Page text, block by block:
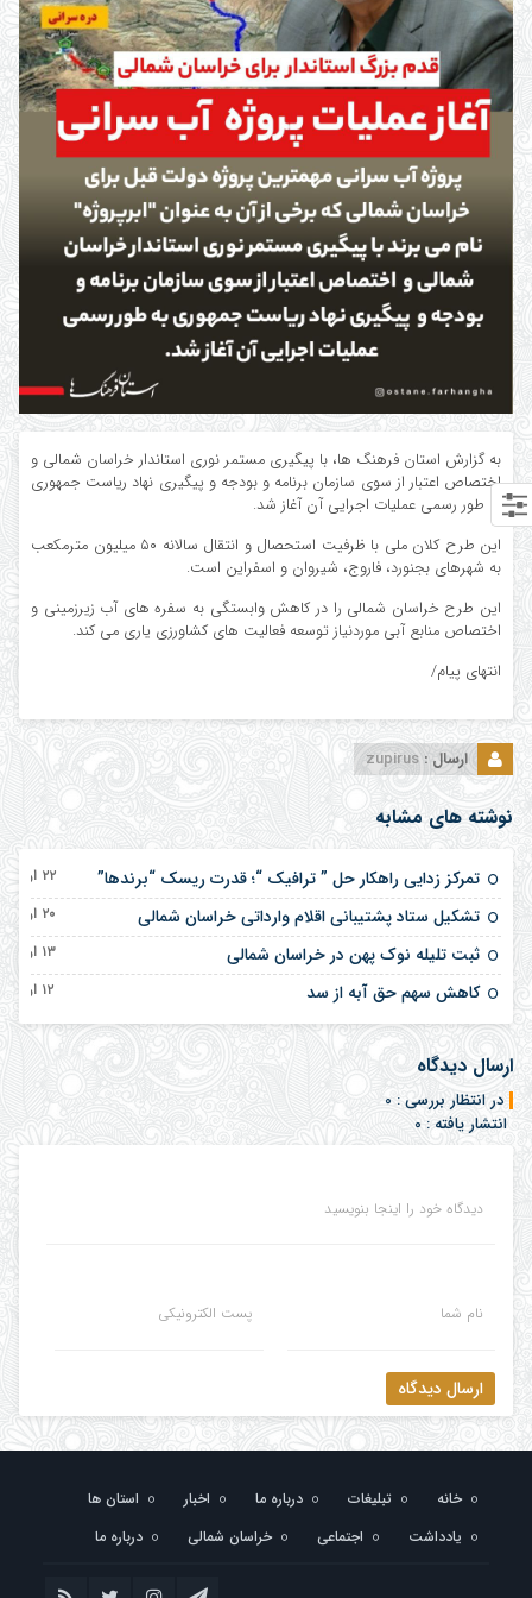
به گزارش استان فرهنگ ها، با پیگیری مستمر نوری استاندار خراسان شمالی و
اختصاص اعتبار از سوی سازمان برنامه و بودجه و پیگیری نهاد ریاست جمهوری
به طور رسمی عملیات اجرایی آن آغاز شد‌.
این طرح کلان ملی با ظرفیت استحصال و انتقال سالانه ۵۰ میلیون مترمکعب
به شهرهای بجنورد، فاروج، شیروان و اسفراین است.
این طرح خراسان شمالی را در کاهش وابستگی به سفره های آب زیرزمینی و
اختصاص منابع آبی موردنیاز توسعه فعالیت های کشاورزی یاری می کند.
انتهای پیام/
ارسال :zupirus
نوشته های مشابه
تمرکز زدایی راهکار حل ” ترافیک “؛ قدرت ریسک “برندها” ۲۲ اردیبهشت ۱۴۰۵
تشکیل ستاد پشتیبانی اقلام وارداتی خراسان شمالی ۲۰ اردیبهشت ۱۴۰۵
ثبت تلیله نوک پهن در خراسان شمالی ۱۳ اردیبهشت ۱۴۰۵
کاهش سهم حق آبه از سد ۱۲ اردیبهشت ۱۴۰۵
ارسال دیدگاه
در انتظار بررسی : 0
انتشار یافته : 0
دیدگاه خود را اینجا بنویسید
نام شما پست الکترونیکی
ارسال دیدگاه
خانه تبلیغات درباره ما اخبار
استان ها
یادداشت
اجتماعی خراسان شمالی درباره ما